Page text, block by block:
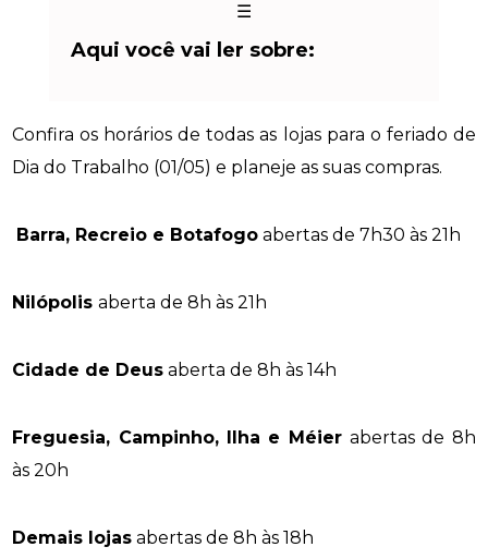
☰
Aqui você vai ler sobre:
Confira os horários de todas as lojas para o feriado de
Dia do Trabalho (01/05) e planeje as suas compras.
Barra, Recreio e Botafogo abertas de 7h30 às 21h
Nilópolisaberta de 8h às 21h
Cidade de Deus aberta de 8h às 14h
Freguesia, Campinho, Ilha e Méierabertas de 8h
às 20h
Demais lojas abertas de 8h às 18h